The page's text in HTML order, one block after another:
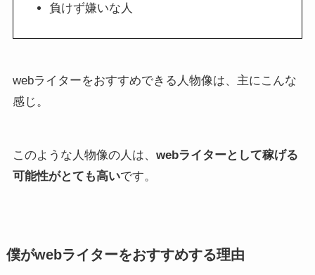
負けず嫌いな人
webライターをおすすめできる人物像は、主にこんな
感じ。
このような人物像の人は、 webライターとして稼げる
可能性がとても高いです。
僕がwebライターをおすすめする理由